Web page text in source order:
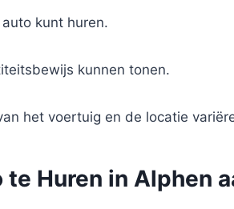
kunt huren.
kunnen tonen.
het voertuig en de locatie
Huren in Alphen